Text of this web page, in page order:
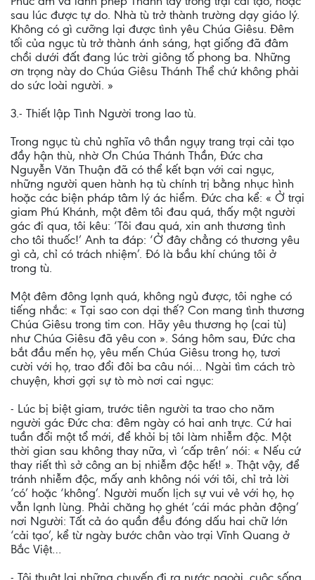
sau lúc được tự do. Nhà tù trở thành trường dạy giáo lý.
Không có gì cưỡng lại được tình yêu Chúa Giêsu. Ðêm
tối của ngục tù trở thành ánh sáng, hạt giống đã đâm
chồi dưới đất đang lúc trời giông tố phong ba. Những
ơn trọng này do Chúa Giêsu Thánh Thể chứ không phải
do sức loài người. »
3.- Thiết lập Tình Người trong lao tù.
Trong ngục tù chủ nghĩa vô thần ngụy trang trại cải tạo
đầy hận thù, nhờ Ơn Chúa Thánh Thần, Ðức cha
Nguyễn Văn Thuận đã có thể kết bạn với cai ngục,
những người quen hành hạ tù chính trị bằng nhục hình
hoặc các biện pháp tâm lý ác hiểm. Đức cha kể: « Ở trại
giam Phú Khánh, một đêm tôi đau quá, thấy một người
gác đi qua, tôi kêu: ‘Tôi đau quá, xin anh thương tình
cho tôi thuốc!’ Anh ta đáp: ‘Ở đây chẳng có thương yêu
gì cả, chỉ có trách nhiệm’. Đó là bầu khí chúng tôi ở
trong tù.
Một đêm đông lạnh quá, không ngủ được, tôi nghe có
tiếng nhắc: « Tại sao con dại thế? Con mang tình thương
Chúa Giêsu trong tim con. Hãy yêu thương họ (cai tù)
như Chúa Giêsu đã yêu con ». Sáng hôm sau, Ðức cha
bắt đầu mến họ, yêu mến Chúa Giêsu trong họ, tươi
cười với họ, trao đổi đôi ba câu nói… Ngài tìm cách trò
chuyện, khơi gợi sự tò mò nơi cai ngục:
- Lúc bị biệt giam, trước tiên người ta trao cho năm
người gác Ðức cha: đêm ngày có hai anh trực. Cứ hai
tuần đổi một tổ mới, để khỏi bị tôi làm nhiễm độc. Một
thời gian sau không thay nữa, vì ‘cấp trên’ nói: « Nếu cứ
thay riết thì sở công an bị nhiễm độc hết! ». Thật vậy, để
tránh nhiễm độc, mấy anh không nói với tôi, chỉ trả lời
‘có’ hoặc ‘không’. Người muốn lịch sự vui vẻ với họ, họ
vẫn lạnh lùng. Phải chăng họ ghét ‘cái mác phản động’
nơi Người: Tất cả áo quần đều đóng dấu hai chữ lớn
‘cải tạo’, kể từ ngày bước chân vào trại Vĩnh Quang ở
Bắc Việt…
- Tôi thuật lại những chuyến đi ra nước ngoài, cuộc sống,